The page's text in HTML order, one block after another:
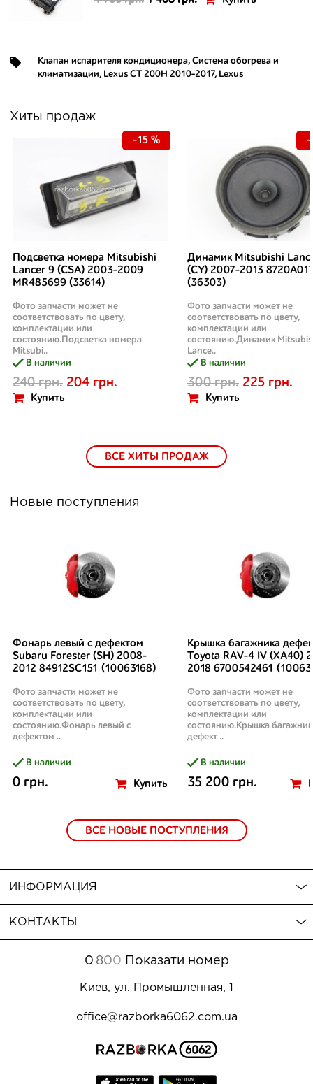
Клапан испарителя кондиционера, Система обогрева и
климатизации, Lexus CT 200H 2010-2017, Lexus
Хиты продаж
Подсветка номера Mitsubishi
Lancer 9 (CSA) 2003-2009
MR485699 (33614)
Фото запчасти может не
соответствовать по цвету,
комплектации или
состоянию.Подсветка номера
Mitsubi..
В наличии
240 грн. 204 грн.
Купить
-15 %
Динамик Mitsubishi
(CY) 2007-2013
(36303)
Фото запчасти может не
соответствовать по цвету,
комплектации или
состоянию.Динамик
Lance..
В наличии
300 грн. 225 грн.
Купить
-
ВСЕ ХИТЫ ПРОДАЖ
Новые поступления
Фонарь левый с дефектом
Subaru Forester (SH) 2008-
2012 84912SC151 (10063168)
Фото запчасти может не
соответствовать по цвету,
комплектации или
состоянию.Фонарь левый с
дефектом ..
В наличии
0 грн. Купить
Крышка багажника
Toyota RAV-4 IV (XA40)
2018 6700542461
Фото запчасти может не
соответствовать по цвету,
комплектации или
состоянию.Крышка
дефект ..
В наличии
35 200 грн.
ВСЕ НОВЫЕ ПОСТУПЛЕНИЯ
ИНФОРМАЦИЯ
КОНТАКТЫ
0 800 Показати номер
Киев, ул. Промышленная, 1
office@razborka6062.com.ua